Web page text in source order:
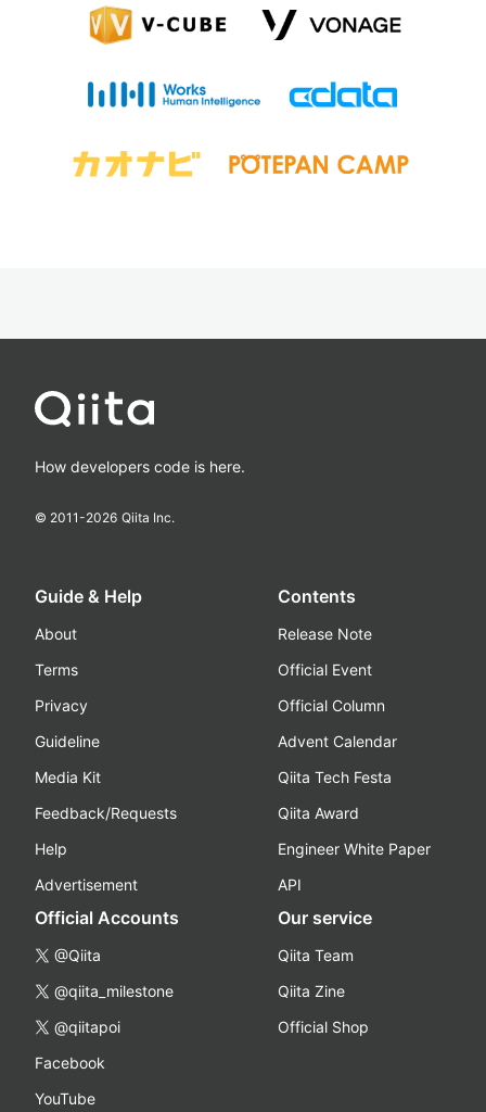
How developers code is here.
© 2011-2026 Qiita Inc.
Guide & Help
About
Terms
Privacy
Guideline
Media Kit
Feedback/Requests
Help
Advertisement
Contents
Release Note
Official Event
Official Column
Advent Calendar
Qiita Tech Festa
Qiita Award
Engineer White Paper
API
Official Accounts
@Qiita
@qiita_milestone
@qiitapoi
Facebook
YouTube
Our service
Qiita Team
Qiita Zine
Official Shop